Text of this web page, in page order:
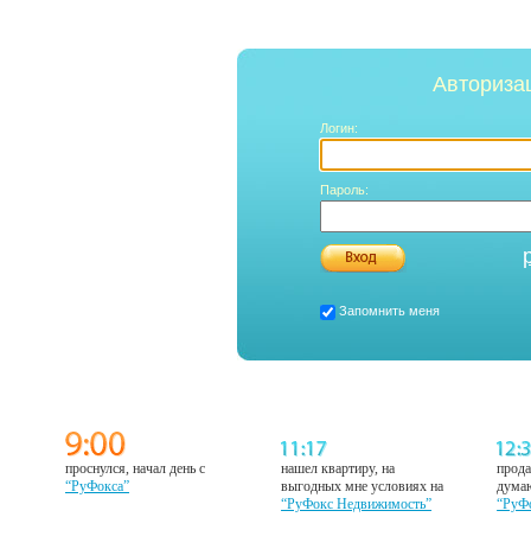
Логин:
Пароль:
Запомнить меня
проснулся, начал день с
“РуФокса”
нашел квартиру, на
выгодных мне условиях на
“РуФокс Недвижимость”